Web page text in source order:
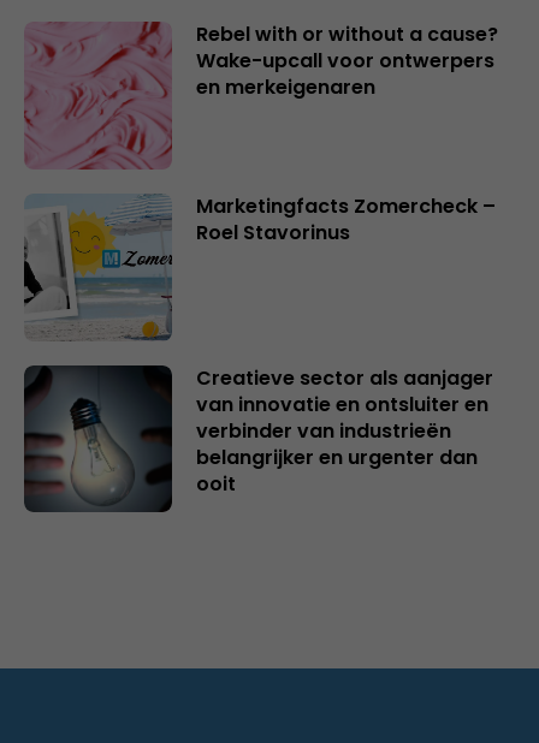
Rebel with or without a cause?
Wake-upcall voor ontwerpers
en merkeigenaren
Marketingfacts Zomercheck –
Roel Stavorinus
Creatieve sector als aanjager
van innovatie en ontsluiter en
verbinder van industrieën
belangrijker en urgenter dan
ooit